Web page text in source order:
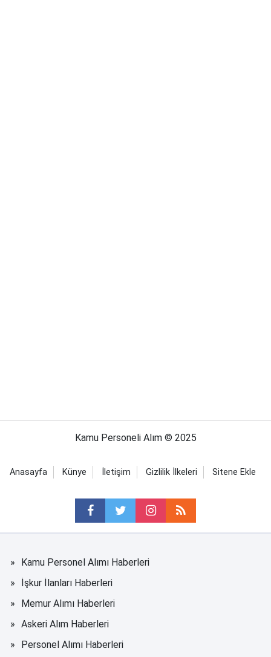
Kamu Personeli Alım © 2025
Anasayfa Künye İletişim Gizlilik İlkeleri Sitene Ekle
Kamu Personel Alımı Haberleri
İşkur İlanları Haberleri
Memur Alımı Haberleri
Askeri Alım Haberleri
Personel Alımı Haberleri